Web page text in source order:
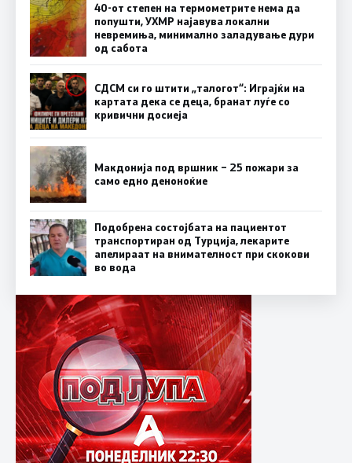
40-от степен на термометрите нема да
попушти, УХМР најавува локални
невремиња, минимално заладување дури
од сабота
СДСМ си го штити „талогот“: Играјќи на
картата дека се деца, бранат луѓе со
кривични досиеја
Макдонија под вршник – 25 пожари за
само едно деноноќие
Подобрена состојбата на пациентот
транспортиран од Турција, лекарите
апелираат на внимателност при скокови
во вода